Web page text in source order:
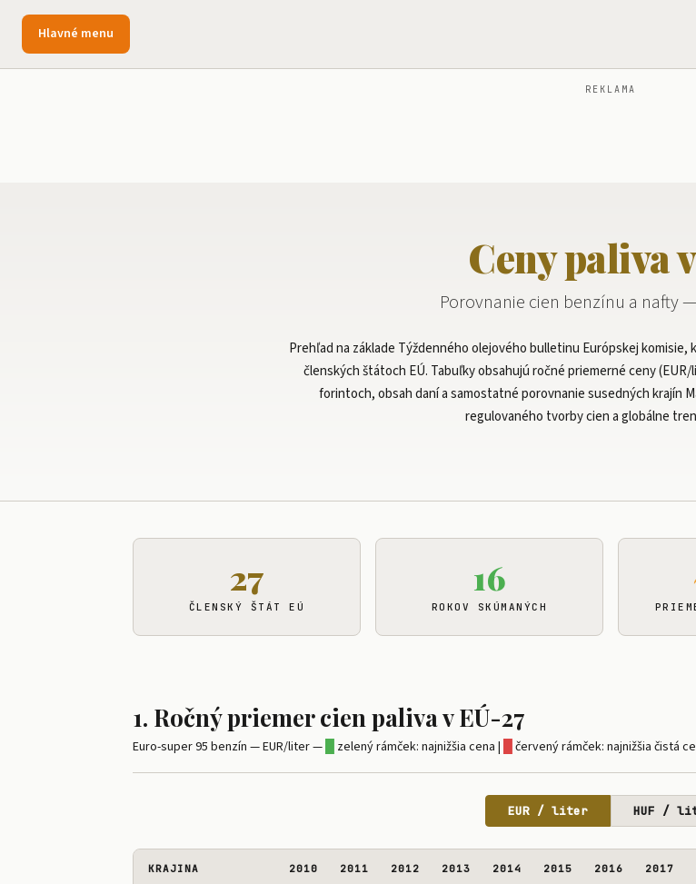
Hlavné menu
REKLAMA
Ceny paliva
Porovnanie cien benzínu a nafty
Prehľad na základe Týždenného olejového bulletinu Európskej komisie,
členských štátoch EÚ. Tabuľky obsahujú ročné priemerné ceny
forintoch, obsah daní a samostatné porovnanie susedných krajín
regulovaného tvorby cien a globálne
27
ČLENSKÝ ŠTÁT EÚ
16
ROKOV SKÚMANÝCH
1. Ročný priemer cien paliva v EÚ-27
Euro-super 95 benzín — EUR/liter — zelený rámček: najnižšia cena | červený rámček: najnižšia čistá
EUR / liter HUF /
KRAJINA 2010 2011 2012 2013 2014 2015 2016 2017